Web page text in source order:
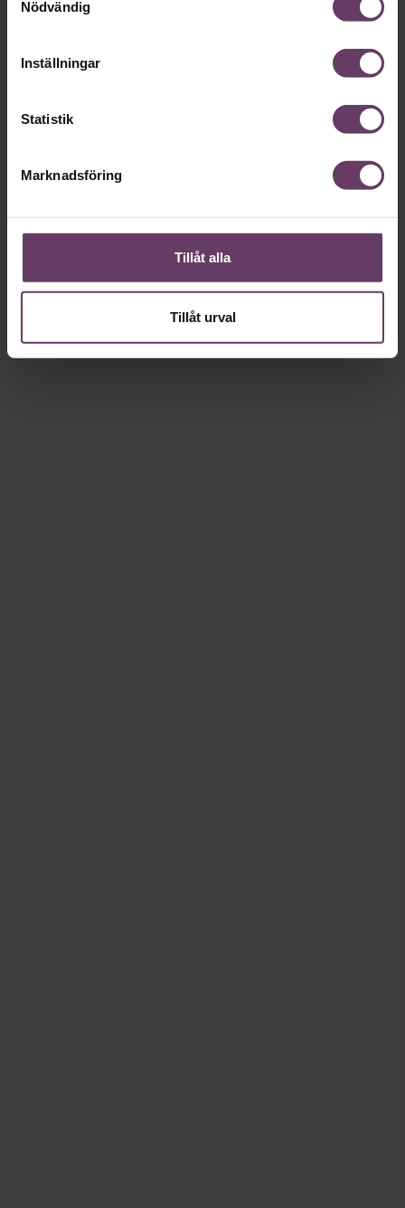
Nödvändig
Inställningar
Statistik
Marknadsföring
Tillåt alla
Tillåt urval
Delta i Chefbarometern 2026
Sex